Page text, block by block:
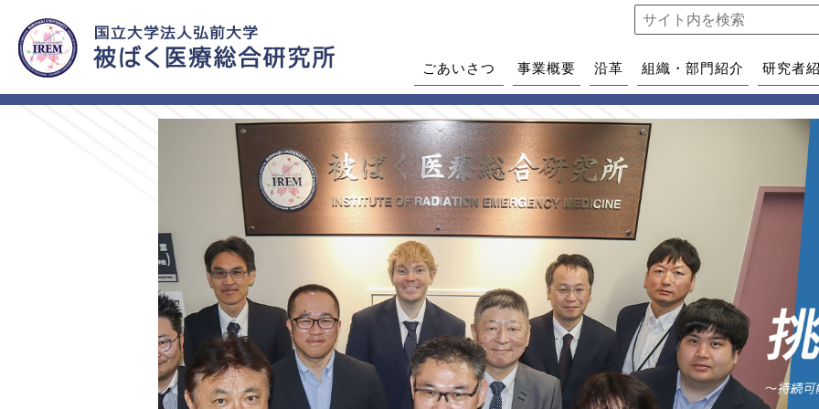
ごあいさつ 事業概要 沿革 組織・部門紹介 研究者